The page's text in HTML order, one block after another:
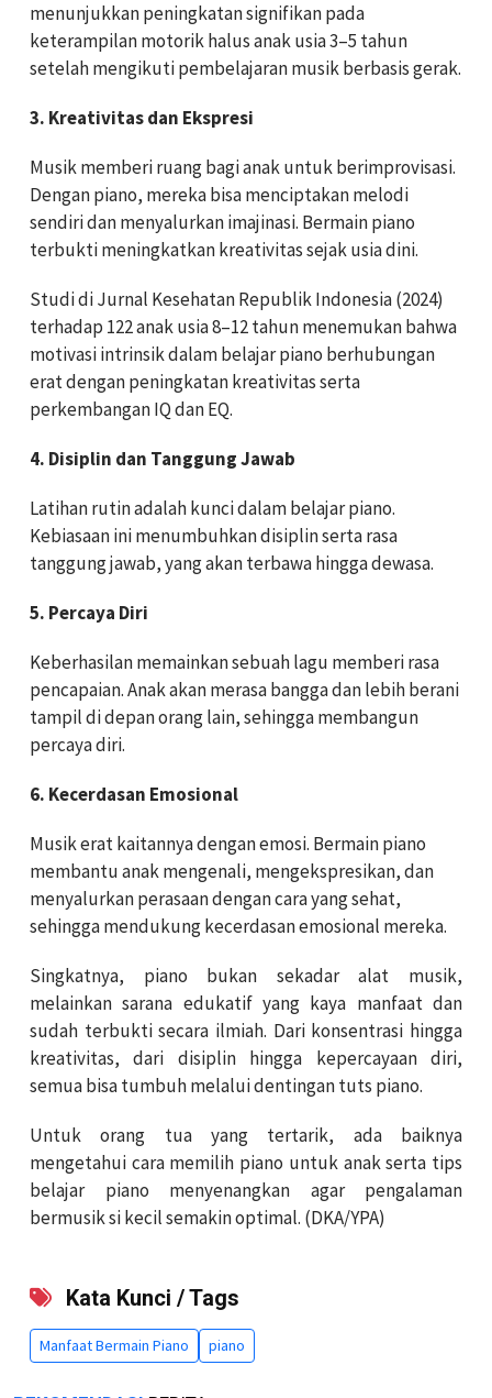
menunjukkan peningkatan signifikan pada
keterampilan motorik halus anak usia 3–5 tahun
setelah mengikuti pembelajaran musik berbasis gerak.
3. Kreativitas dan Ekspresi
Musik memberi ruang bagi anak untuk berimprovisasi.
Dengan piano, mereka bisa menciptakan melodi
sendiri dan menyalurkan imajinasi. Bermain piano
terbukti meningkatkan kreativitas sejak usia dini.
Studi di Jurnal Kesehatan Republik Indonesia (2024)
terhadap 122 anak usia 8–12 tahun menemukan bahwa
motivasi intrinsik dalam belajar piano berhubungan
erat dengan peningkatan kreativitas serta
perkembangan IQ dan EQ.
4. Disiplin dan Tanggung Jawab
Latihan rutin adalah kunci dalam belajar piano.
Kebiasaan ini menumbuhkan disiplin serta rasa
tanggung jawab, yang akan terbawa hingga dewasa.
5. Percaya Diri
Keberhasilan memainkan sebuah lagu memberi rasa
pencapaian. Anak akan merasa bangga dan lebih berani
tampil di depan orang lain, sehingga membangun
percaya diri.
6. Kecerdasan Emosional
Musik erat kaitannya dengan emosi. Bermain piano
membantu anak mengenali, mengekspresikan, dan
menyalurkan perasaan dengan cara yang sehat,
sehingga mendukung kecerdasan emosional mereka.
Singkatnya, piano bukan sekadar alat musik,
melainkan sarana edukatif yang kaya manfaat dan
sudah terbukti secara ilmiah. Dari konsentrasi hingga
kreativitas, dari disiplin hingga kepercayaan diri,
semua bisa tumbuh melalui dentingan tuts piano.
Untuk orang tua yang tertarik, ada baiknya
mengetahui cara memilih piano untuk anak serta tips
belajar piano menyenangkan agar pengalaman
bermusik si kecil semakin optimal. (DKA/YPA)
Kata Kunci / Tags
Manfaat Bermain Piano piano